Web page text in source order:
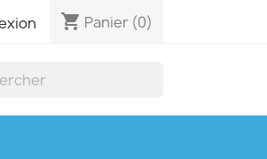
shopping_cart Panier (0)